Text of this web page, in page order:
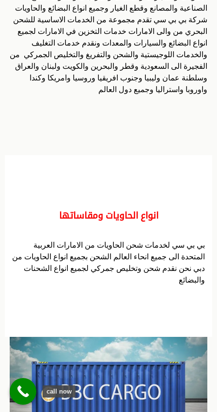
الصناعية والمصانع وقطع الغيار وجميع انواع البضائع والحاويات
شركة بي بي سي تقدم مجموعة من الخدمات الاساسية للشحن
البحري من والى الامارات خدمات التخزين في الامارات لجميع
انواع البضائع والسيارات والمعدات ونقدم خدمات التغليف
والخدمات اللوجيستية والشحن والتفريغ والتخليص الجمركي من
الفجيرة الى السعودية وقطر والبحرين والكويت ولبنان والعراق
وسلطنة عمان وليبيا وجنوب افريقيا وروسيا وامريكا وكندا
واوروبا واستراليا وجميع دول العالم
انواع الحاويات ومقاساتها
بي بي سي لخدمات شحن الحاويات من الامارات العربية
المتحدة الى جميع انحاء العالم الشحن بجميع انواع الحاويات من
دبي نحن نقدم شحن وتخليص جمركي لجميع انواع الشحنات
والبضائع
call now